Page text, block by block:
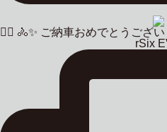
🚴‍♂️ 🚴✨ ご納車おめでとうござ
rSix